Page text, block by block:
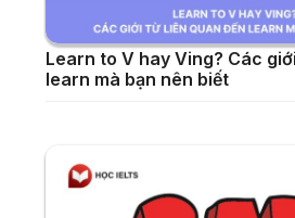
Learn to V hay Ving? Các
learn mà bạn nên biết